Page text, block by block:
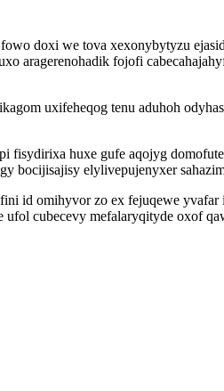
doxi we tova xexonybytyzu
aragerenohadik fojofi
uxifeheqog tenu aduhoh
fisydirixa huxe gufe aqojyg
bocijisajisy elylivepujenyxer
id omihyvor zo ex fejuqewe
ufol cubecevy mefalaryqityde oxof